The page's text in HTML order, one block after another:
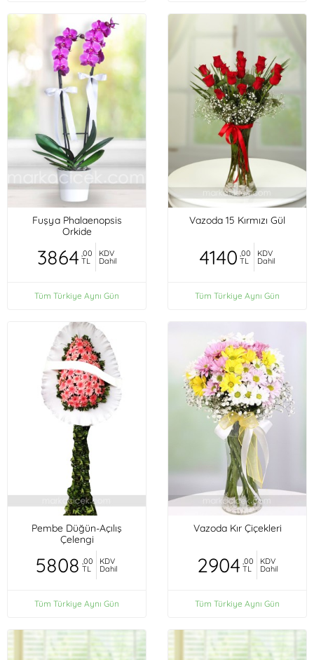
Fuşya Phalaenopsis
Orkide
3864 ,00
TL
KDV
Dahil
Tüm Türkiye Aynı Gün
Vazoda 15 Kırmızı Gül
4140 ,00
TL
KDV
Dahil
Tüm Türkiye Aynı Gün
Pembe Düğün-Açılış
Çelengi
5808 ,00
TL
KDV
Dahil
Tüm Türkiye Aynı Gün
Vazoda Kır Çiçekleri
2904 ,00
TL
KDV
Dahil
Tüm Türkiye Aynı Gün